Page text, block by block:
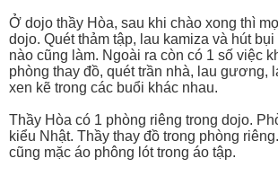
Ở dojo thầy Hòa, sau khi chào xong thì
dojo. Quét thảm tập, lau kamiza và hút
nào cũng làm. Ngoài ra còn có 1 số việc
phòng thay đồ, quét trần nhà, lau gương,
xen kẽ trong các buổi khác nhau.
Thầy Hòa có 1 phòng riêng trong dojo.
kiểu Nhật. Thầy thay đồ trong phòng
cũng mặc áo phông lót trong áo tập.